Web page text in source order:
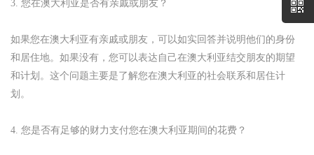
3. 您在澳大利亚是否有亲戚或朋友？
如果您在澳大利亚有亲戚或朋友，可以如实回答并说明他们的身份
和居住地。如果没有，您可以表达自己在澳大利亚结交朋友的期望
和计划。这个问题主要是了解您在澳大利亚的社会联系和居住计
划。
4. 您是否有足够的财力支付您在澳大利亚期间的花费？